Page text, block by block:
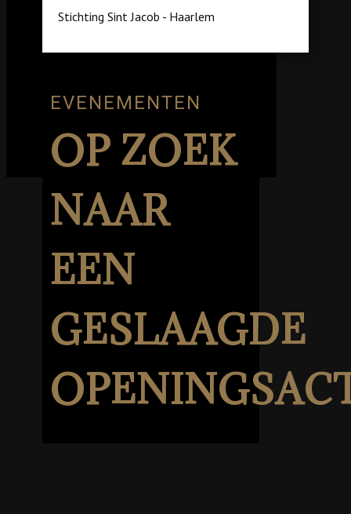
Stichting Sint Jacob - Haarlem
EVENEMENTEN
OP ZOEK
NAAR
EEN
GESLAAGDE